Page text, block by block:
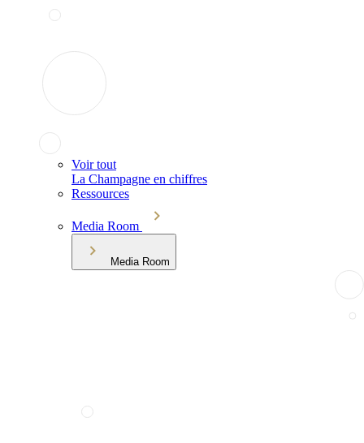
Voir tout
La Champagne en chiffres
Ressources
Media Room
Media Room